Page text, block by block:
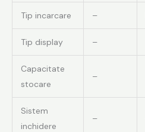
Tip incarcare –
Tip display –
Capacitate
stocare
–
Sistem
inchidere
–